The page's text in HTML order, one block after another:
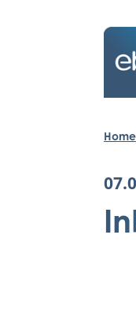
Home